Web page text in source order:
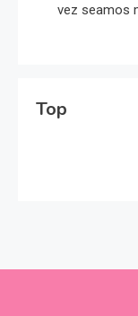
vez seamos
Top